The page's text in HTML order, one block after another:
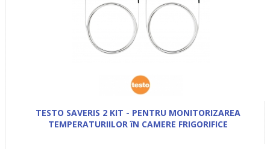
TESTO SAVERIS 2 KIT - PENTRU MONITORIZAREA
TEMPERATURIILOR îN CAMERE FRIGORIFICE